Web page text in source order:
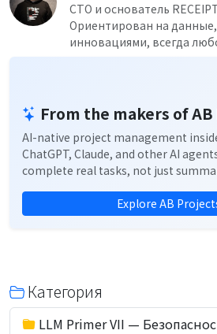
CTO и основатель
Ориентирован на
инновациями, всегда
From the makers of
AI-native project management
ChatGPT, Claude, and other AI
complete real tasks, not just
Explore AB
Категория
LLM Primer VII —